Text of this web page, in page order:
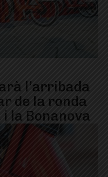
l’arribada
de la ronda
la Bonanova